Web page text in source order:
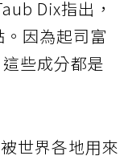
Dix指出，
因為起司富
些成分都是
世界各地用來